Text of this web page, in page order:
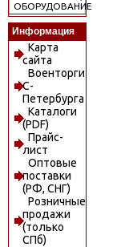
ОБОРУДОВАНИЕ
Информация
Карта
сайта
Военторги
С-
Петербурга
Каталоги
(PDF)
Прайс-
лист
Оптовые
поставки
(РФ, СНГ)
Розничные
продажи
(только
СПб)